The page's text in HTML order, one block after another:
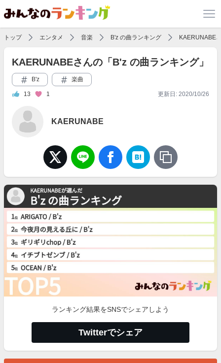
トップ エンタメ 音楽 B'z の曲ランキング KAERUNABE
KAERUNABEさんの「B'z の曲ランキング」
B'z 楽曲
13 1 更新日: 2020/10/26
KAERUNABE
ランキング結果をSNSでシェアしよう
Twitterでシェア